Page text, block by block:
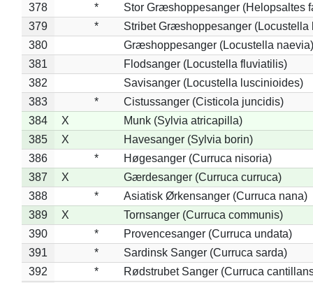
378
*
Stor Græshoppesanger (Helopsaltes
379
*
Stribet Græshoppesanger (Locustella
380
Græshoppesanger (Locustella naevia)
381
Flodsanger (Locustella fluviatilis)
382
Savisanger (Locustella luscinioides)
383
*
Cistussanger (Cisticola juncidis)
384
X
Munk (Sylvia atricapilla)
385
X
Havesanger (Sylvia borin)
386
*
Høgesanger (Curruca nisoria)
387
X
Gærdesanger (Curruca curruca)
388
*
Asiatisk Ørkensanger (Curruca nana)
389
X
Tornsanger (Curruca communis)
390
*
Provencesanger (Curruca undata)
391
*
Sardinsk Sanger (Curruca sarda)
392
*
Rødstrubet Sanger (Curruca